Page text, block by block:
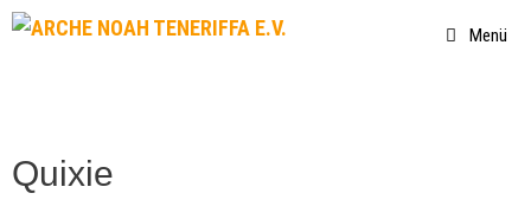
Menü
Quixie